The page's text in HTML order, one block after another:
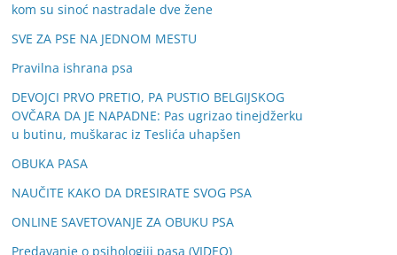
kom su sinoć nastradale dve žene
SVE ZA PSE NA JEDNOM MESTU
Pravilna ishrana psa
DEVOJCI PRVO PRETIO, PA PUSTIO BELGIJSKOG
OVČARA DA JE NAPADNE: Pas ugrizao tinejdžerku
u butinu, muškarac iz Teslića uhapšen
OBUKA PASA
NAUČITE KAKO DA DRESIRATE SVOG PSA
ONLINE SAVETOVANJE ZA OBUKU PSA
Predavanje o psihologiji pasa (VIDEO)